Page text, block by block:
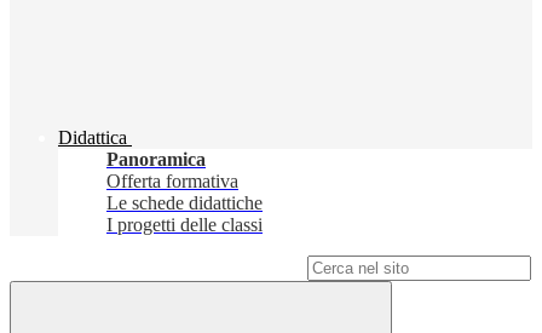
Didattica
Panoramica
Offerta formativa
Le schede didattiche
I progetti delle classi